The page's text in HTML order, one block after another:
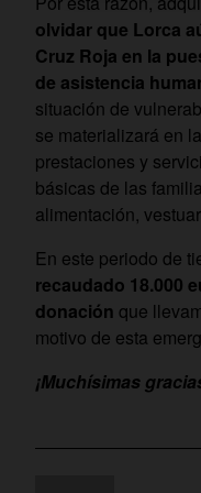
olvidar que Lorca
Cruz Roja en la
de asistencia
situación de
se materializará en
prestaciones y
básicas de las
alimentación,
En este periodo de
recaudado 18.000
donación que
motivo de esta
¡Muchísimas